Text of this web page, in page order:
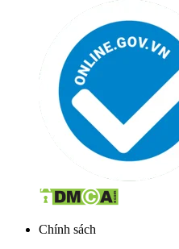
Chính sách